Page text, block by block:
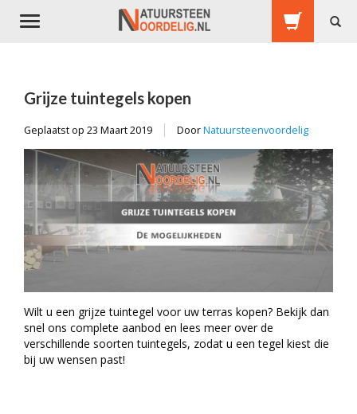
Toggle
Grijze tuintegels kopen
Geplaatst op 23 Maart 2019 DoorNatuursteenvoordelig
Wilt u een grijze tuintegel voor uw terras kopen? Bekijk dan
snel ons complete aanbod en lees meer over de
verschillende soorten tuintegels, zodat u een tegel kiest die
bij uw wensen past!